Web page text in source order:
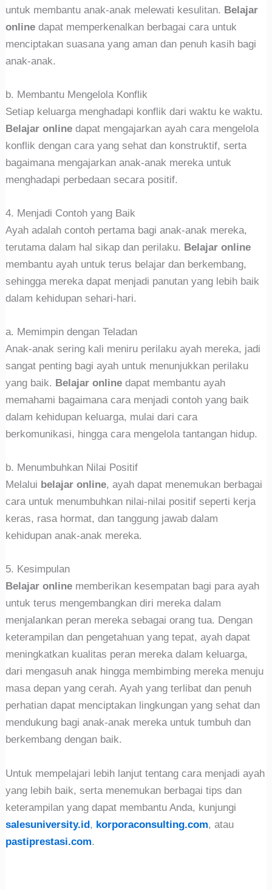
untuk membantu anak-anak melewati kesulitan. Belajar
online dapat memperkenalkan berbagai cara untuk
menciptakan suasana yang aman dan penuh kasih bagi
anak-anak.
b. Membantu Mengelola Konflik
Setiap keluarga menghadapi konflik dari waktu ke waktu.
Belajar online dapat mengajarkan ayah cara mengelola
konflik dengan cara yang sehat dan konstruktif, serta
bagaimana mengajarkan anak-anak mereka untuk
menghadapi perbedaan secara positif.
4. Menjadi Contoh yang Baik
Ayah adalah contoh pertama bagi anak-anak mereka,
terutama dalam hal sikap dan perilaku. Belajar online
membantu ayah untuk terus belajar dan berkembang,
sehingga mereka dapat menjadi panutan yang lebih baik
dalam kehidupan sehari-hari.
a. Memimpin dengan Teladan
Anak-anak sering kali meniru perilaku ayah mereka, jadi
sangat penting bagi ayah untuk menunjukkan perilaku
yang baik. Belajar online dapat membantu ayah
memahami bagaimana cara menjadi contoh yang baik
dalam kehidupan keluarga, mulai dari cara
berkomunikasi, hingga cara mengelola tantangan hidup.
b. Menumbuhkan Nilai Positif
Melalui belajar online, ayah dapat menemukan berbagai
cara untuk menumbuhkan nilai-nilai positif seperti kerja
keras, rasa hormat, dan tanggung jawab dalam
kehidupan anak-anak mereka.
5. Kesimpulan
Belajar online memberikan kesempatan bagi para ayah
untuk terus mengembangkan diri mereka dalam
menjalankan peran mereka sebagai orang tua. Dengan
keterampilan dan pengetahuan yang tepat, ayah dapat
meningkatkan kualitas peran mereka dalam keluarga,
dari mengasuh anak hingga membimbing mereka menuju
masa depan yang cerah. Ayah yang terlibat dan penuh
perhatian dapat menciptakan lingkungan yang sehat dan
mendukung bagi anak-anak mereka untuk tumbuh dan
berkembang dengan baik.
Untuk mempelajari lebih lanjut tentang cara menjadi ayah
yang lebih baik, serta menemukan berbagai tips dan
keterampilan yang dapat membantu Anda, kunjungi
salesuniversity.id, korporaconsulting.com, atau
pastiprestasi.com.